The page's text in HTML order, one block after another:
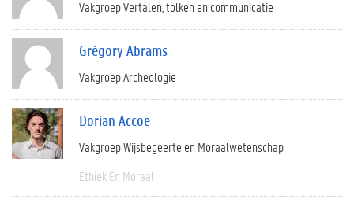
Vakgroep Vertalen, tolken en communicatie
Grégory Abrams
Vakgroep Archeologie
Dorian Accoe
Vakgroep Wijsbegeerte en Moraalwetenschap
Ethiek En Moraal